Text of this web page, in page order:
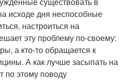
исходе дня неспособные
настроиться на
эту проблему по-своему:
а кто-то обращается к
А как лучше засыпать на
по этому поводу